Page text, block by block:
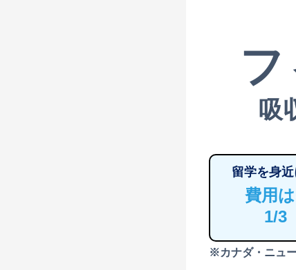
吸
留学を身近
費用は
1/3
※カナダ・ニュ